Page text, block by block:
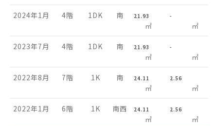
2024年1月 4階 1DK 南 21.93
㎡
-
㎡
2023年7月 4階 1DK 南 21.93
㎡
-
㎡
2022年8月 7階 1K 南 24.11
㎡
2.56
㎡
2022年1月 6階 1K 南西 24.11
㎡
2.56
㎡